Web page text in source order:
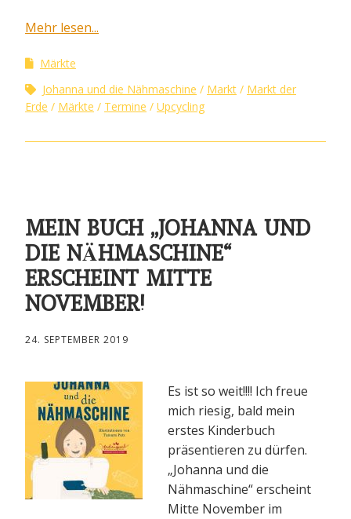
Mehr lesen...
Märkte
Johanna und die Nähmaschine
Markt
Markt der
Erde
Märkte Termine Upcycling
MEIN BUCH „JOHANNA UND
DIE NÄHMASCHINE“
ERSCHEINT MITTE
NOVEMBER!
24. SEPTEMBER 2019
Es ist so weit!!!! Ich freue
mich riesig, bald mein
erstes Kinderbuch
präsentieren zu dürfen.
„Johanna und die
Nähmaschine“ erscheint
Mitte November im